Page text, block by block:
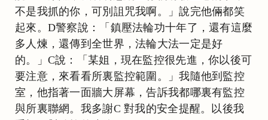
不是我抓的你，可別詛咒我啊。」說完他倆都笑
起來。D警察說：「鎮壓法輪功十年了，還有這麼
多人煉，還傳到全世界，法輪大法一定是好
的。」C說：「某姐，現在監控很先進，你以後可
要注意，來看看所裏監控範圍。」我隨他到監控
室，他指著一面牆大屏幕，告訴我都哪裏有監控
與所裏聯網。我多謝C 對我的安全提醒。以後我